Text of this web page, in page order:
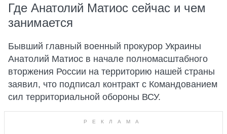
Где Анатолий Матиос сейчас и чем
занимается
Бывший главный военный прокурор Украины
Анатолий Матиос в начале полномасштабного
вторжения России на территорию нашей страны
заявил, что подписал контракт с Командованием
сил территориальной обороны ВСУ.